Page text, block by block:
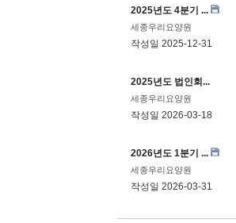
2025년도 4분기 ...
세종우리요양원
작성일 2025-12-31
2025년도 법인회...
세종우리요양원
작성일 2026-03-18
2026년도 1분기 ...
세종우리요양원
작성일 2026-03-31